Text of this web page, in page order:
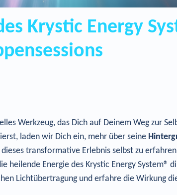
Krystic Energy
Werkzeug, das Dich auf Deinem Weg zur
laden wir Dich ein, mehr über seine
transformative Erlebnis selbst zu
heilende Energie des Krystic Energy System®
Lichtübertragung und erfahre die Wirkung